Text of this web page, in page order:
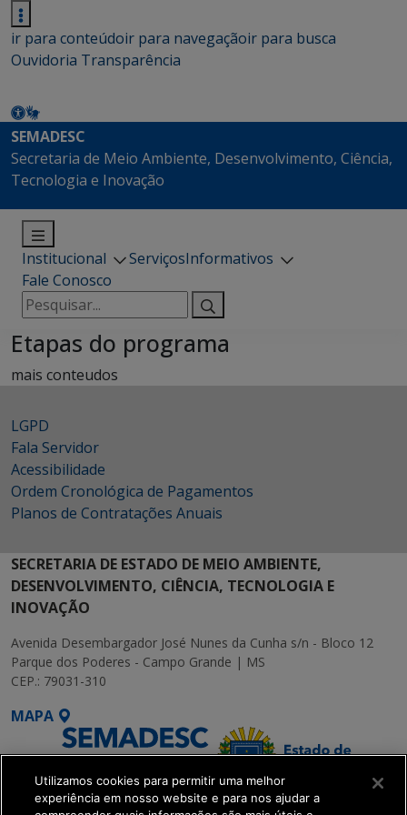
ir para conteúdoir para navegaçãoir para busca
Ouvidoria Transparência
SEMADESC
Secretaria de Meio Ambiente, Desenvolvimento, Ciência,
Tecnologia e Inovação
Institucional ServiçosInformativos
Fale Conosco
Pesquisar
por:
Etapas do programa
mais conteudos
LGPD
Fala Servidor
Acessibilidade
Ordem Cronológica de Pagamentos
Planos de Contratações Anuais
SECRETARIA DE ESTADO DE MEIO AMBIENTE,
DESENVOLVIMENTO, CIÊNCIA, TECNOLOGIA E
INOVAÇÃO
Avenida Desembargador José Nunes da Cunha s/n - Bloco 12
Parque dos Poderes - Campo Grande | MS
CEP.: 79031-310
MAPA
Utilizamos cookies para permitir uma melhor
experiência em nosso website e para nos ajudar a